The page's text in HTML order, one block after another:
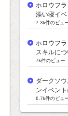
ホロウフ
添い寝イ
7.3k件のビュ
ホロウフ
スキルに
7k件のビュー
ダークソ
ンイベン
6.7k件のビュ